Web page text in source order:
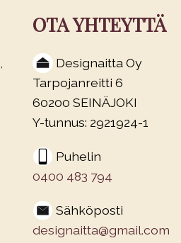
OTA YHTEYTTÄ
Designaitta Oy
Tarpojanreitti 6
60200 SEINÄJOKI
Y-tunnus: 2921924-1
Puhelin
0400 483 794
Sähköposti
designaitta@gmail.com